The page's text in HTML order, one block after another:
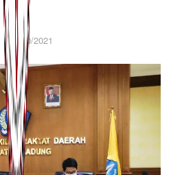
04/10/2021